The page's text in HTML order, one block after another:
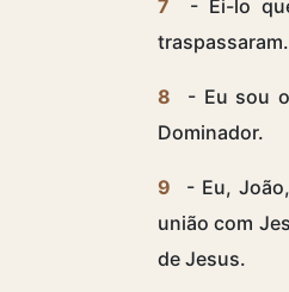
7
- Ei-lo
8
- Eu sou
Dominador.
9
- Eu,
união com
de Jesus.